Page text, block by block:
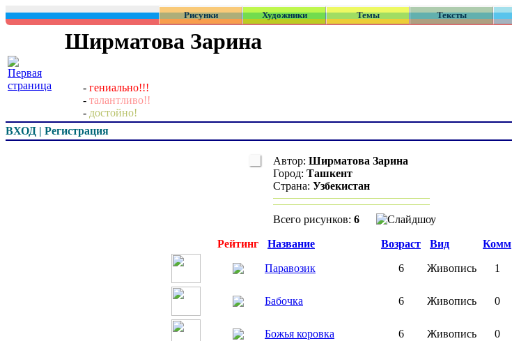
Рисунки Художники Темы Тексты
Ширматова Зарина
- гениально!!!
- талантливо!!
- достойно!
ВХОД | Регистрация
Автор: Ширматова Зарина
Город: Ташкент
Страна: Узбекистан
Всего рисунков: 6
Рейтинг Название Возраст Вид Комм
Паравозик 6 Живопись 1
Бабочка 6 Живопись 0
Божья коровка 6 Живопись 0